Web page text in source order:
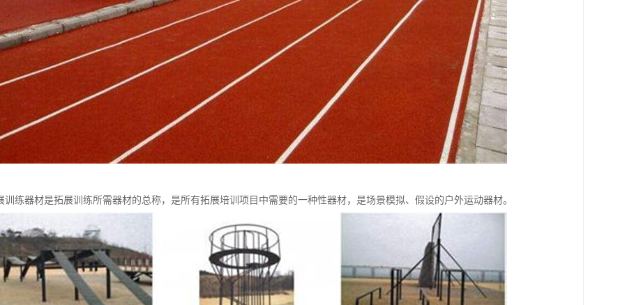
训练器材是拓展训练所需器材的总称，是所有拓展培训项目中需要的一种性器材，是场景模拟、假设的户外运动器材。